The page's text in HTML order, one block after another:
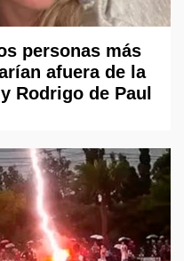
personas más
afuera de la
Rodrigo de Paul